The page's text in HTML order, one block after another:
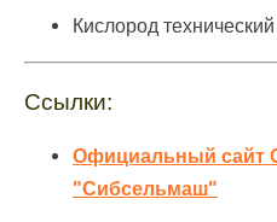
Кислород
Ссылки:
Официальный
"Сибсельмаш"